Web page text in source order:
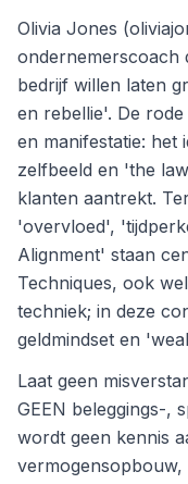
Olivia Jones
ondernemerscoach
bedrijf willen laten
en rebellie'. De
en manifestatie: het
zelfbeeld en 'the
klanten aantrekt.
'overvloed',
Alignment' staan
Techniques, ook
techniek; in deze
geldmindset en
Laat geen
GEEN beleggings-,
wordt geen kennis